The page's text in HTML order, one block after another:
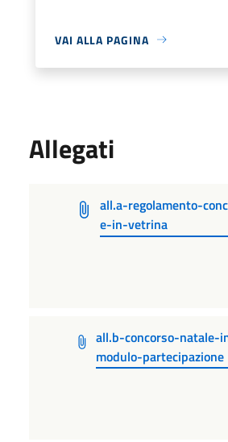
VAI ALLA PAGINA
Allegati
all.a-regolamento-
e-in-vetrina
all.b-concorso-natale-
modulo-partecipazione